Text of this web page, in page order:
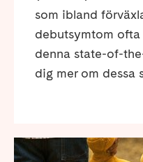
som ibland
debutsymtom
denna state-of-
dig mer om dessa